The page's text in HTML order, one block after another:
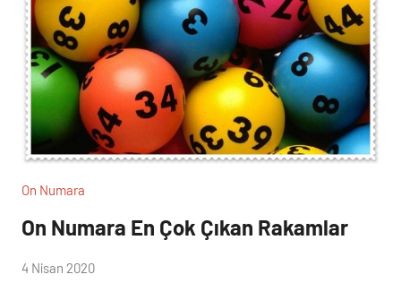
On Numara
On Numara En Çok Çıkan Rakamlar
(lotocu
4 Nisan 2020